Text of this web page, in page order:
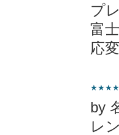
プ
富
応
by
レ